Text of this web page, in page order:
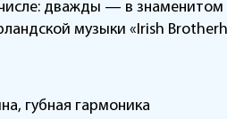
дважды — в
музыки «Irish
губная гармоника